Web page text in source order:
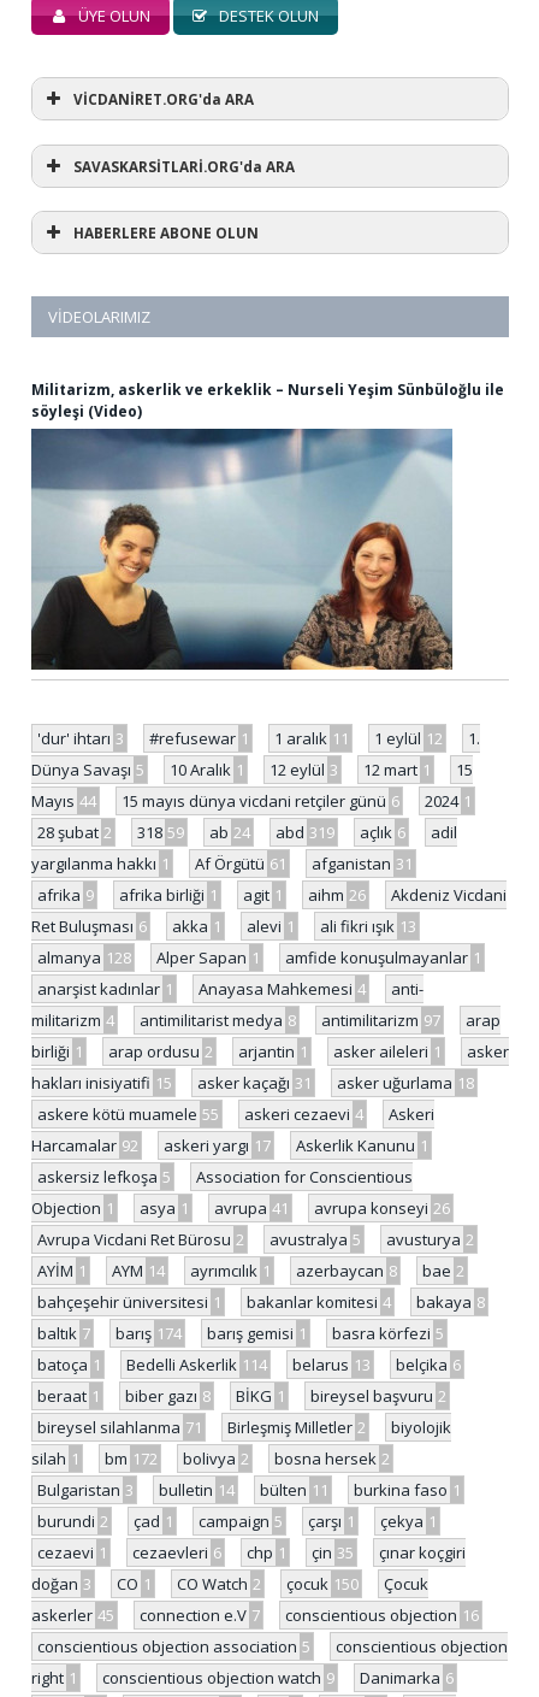
ÜYE OLUN DESTEK OLUN
VİCDANİRET.ORG'da ARA
SAVASKARSİTLARİ.ORG'da ARA
HABERLERE ABONE OLUN
VIDEOLARIMIZ
Militarizm, askerlik ve erkeklik – Nurseli Yeşim Sünbüloğlu ile
söyleşi (Video)
'dur' ihtarı 3 #refusewar 1 1 aralık 11 1 eylül 12
1.
Dünya Savaşı 5 10 Aralık 1 12 eylül 3 12 mart 1
15
Mayıs 44 15 mayıs dünya vicdani retçiler günü 6 2024 1
28 şubat 2 318 59 ab 24 abd 319 açlık 6
adil
yargılanma hakkı 1 Af Örgütü 61 afganistan 31
afrika 9 afrika birliği 1 agit 1 aihm 26
Akdeniz Vicdani
Ret Buluşması 6 akka 1 alevi 1 ali fikri ışık 13
almanya 128 Alper Sapan 1 amfide konuşulmayanlar 1
anarşist kadınlar 1 Anayasa Mahkemesi 4
anti-
militarizm 4 antimilitarist medya 8 antimilitarizm 97
arap
birliği 1 arap ordusu 2 arjantin 1 asker aileleri 1
asker
hakları inisiyatifi 15 asker kaçağı 31 asker uğurlama 18
askere kötü muamele 55 askeri cezaevi 4
Askeri
Harcamalar 92 askeri yargı 17 Askerlik Kanunu 1
askersiz lefkoşa 5
Association for Conscientious
Objection 1 asya 1 avrupa 41 avrupa konseyi 26
Avrupa Vicdani Ret Bürosu 2 avustralya 5 avusturya 2
AYİM 1 AYM 14 ayrımcılık 1 azerbaycan 8 bae 2
bahçeşehir üniversitesi 1 bakanlar komitesi 4 bakaya 8
baltık 7 barış 174 barış gemisi 1 basra körfezi 5
batoça 1 Bedelli Askerlik 114 belarus 13 belçika 6
beraat 1 biber gazı 8 BİKG 1 bireysel başvuru 2
bireysel silahlanma 71 Birleşmiş Milletler 2
biyolojik
silah 1 bm 172 bolivya 2 bosna hersek 2
Bulgaristan 3 bulletin 14 bülten 11 burkina faso 1
burundi 2 çad 1 campaign 5 çarşı 1 çekya 1
cezaevi 1 cezaevleri 6 chp 1 çin 35
çınar koçgiri
doğan 3 CO 1 CO Watch 2 çocuk 150
Çocuk
askerler 45 connection e.V 7 conscientious objection 16
conscientious objection association 5
conscientious objection
right 1 conscientious objection watch 9 Danimarka 6